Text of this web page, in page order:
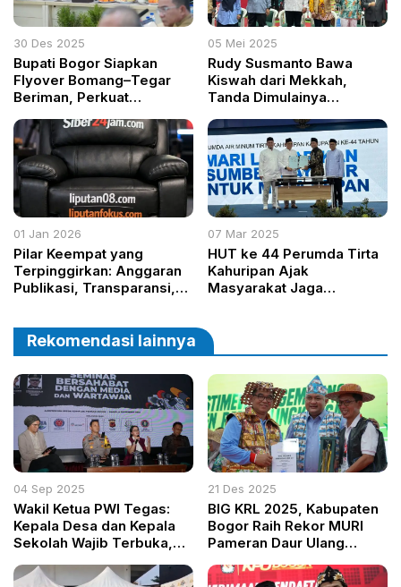
30 Des 2025
Bupati Bogor Siapkan
Flyover Bomang–Tegar
Beriman, Perkuat
Akselerasi Pusat
Pertumbuhan Cibinong
05 Mei 2025
Rudy Susmanto Bawa
Kiswah dari Mekkah,
Tanda Dimulainya
Raya Pakansari
01 Jan 2026
Pilar Keempat yang
Terpinggirkan: Anggaran
Publikasi, Transparansi,
07 Mar 2025
HUT ke 44 Perumda Tirta
Kahuripan Ajak
Masyarakat Jaga
Rekomendasi lainnya
04 Sep 2025
Wakil Ketua PWI Tegas:
Kepala Desa dan Kepala
Sekolah Wajib Terbuka,
Wartawan!
21 Des 2025
BIG KRL 2025, Kabupaten
Bogor Raih Rekor MURI
Pameran Daur Ulang